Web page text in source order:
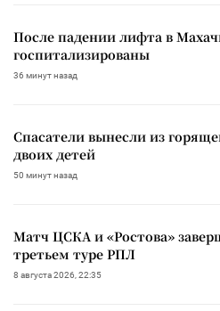
После падении лифта в
госпитализированы
36 минут назад
Спасатели вынесли из
двоих детей
50 минут назад
Матч ЦСКА и «Ростова»
третьем туре РПЛ
8 августа 2026, 22:35